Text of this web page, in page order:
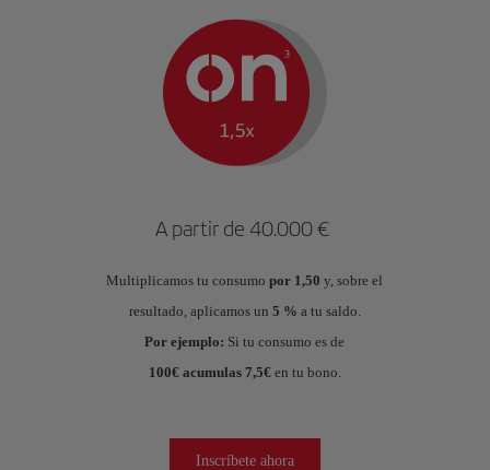
A partir de 40.000 €
Multiplicamos tu consumopor 1,50y, sobre el
resultado, aplicamos un 5 % a tu saldo.
Por ejemplo: Si tu consumo es de
100€ acumulas 7,5€ en tu bono.
Inscríbete ahora